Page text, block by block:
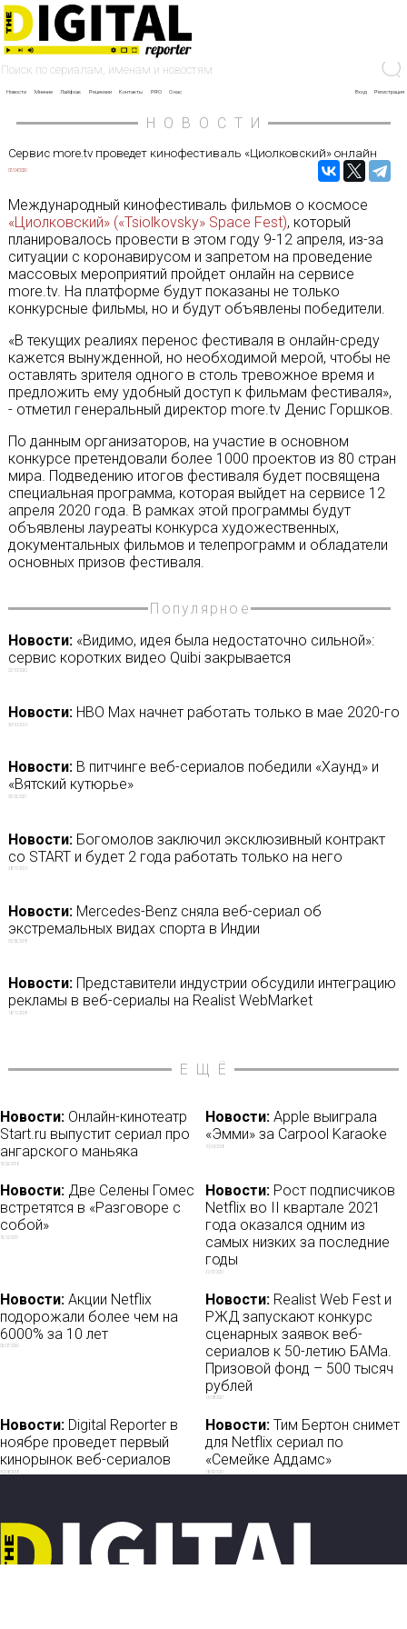
Новости Мнение Лайфхак Рецензии Контакты PRO О нас Вход Регистрация
НОВОСТИ
Сервис more.tv проведет кинофестиваль «Циолковский» онлайн
07/04/2020
Международный кинофестиваль фильмов о космосе
«Циолковский» («Tsiolkovsky» Space Fest), который
планировалось провести в этом году 9-12 апреля, из-за
ситуации с коронавирусом и запретом на проведение
массовых мероприятий пройдет онлайн на сервисе
more.tv. На платформе будут показаны не только
конкурсные фильмы, но и будут объявлены победители.
«В текущих реалиях перенос фестиваля в онлайн-среду
кажется вынужденной, но необходимой мерой, чтобы не
оставлять зрителя одного в столь тревожное время и
предложить ему удобный доступ к фильмам фестиваля»,
- отметил генеральный директор more.tv Денис Горшков.
По данным организаторов, на участие в основном
конкурсе претендовали более 1000 проектов из 80 стран
мира. Подведению итогов фестиваля будет посвящена
специальная программа, которая выйдет на сервисе 12
апреля 2020 года. В рамках этой программы будут
объявлены лауреаты конкурса художественных,
документальных фильмов и телепрограмм и обладатели
основных призов фестиваля.
Популярное
Новости:«Видимо, идея была недостаточно сильной»:
сервис коротких видео Quibi закрывается
22/10/2020
Новости:HBO Max начнет работать только в мае 2020-го
30/10/2019
Новости:В питчинге веб-сериалов победили «Хаунд» и
«Вятский кутюрье»
05/02/2021
Новости:Богомолов заключил эксклюзивный контракт
со START и будет 2 года работать только на него
28/11/2019
Новости:Mercedes-Benz сняла веб-сериал об
экстремальных видах спорта в Индии
01/05/2018
Новости:Представители индустрии обсудили интеграцию
рекламы в веб-сериалы на Realist WebMarket
18/11/2018
ЕЩЁ
Новости: Онлайн-кинотеатр
Start.ru выпустит сериал про
ангарского маньяка
15/02/2018
Новости: Apple выиграла
«Эмми» за Carpool Karaoke
10/09/2018
Новости: Две Селены Гомес
встретятся в «Разговоре с
собой»
15/12/2017
Новости: Рост подписчиков
Netflix во II квартале 2021
года оказался одним из
самых низких за последние
годы
21/07/2021
Новости: Акции Netflix
подорожали более чем на
6000% за 10 лет
05/07/2020
Новости: Realist Web Fest и
РЖД запускают конкурс
сценарных заявок веб-
сериалов к 50-летию БАМа.
Призовой фонд – 500 тысяч
рублей
13/08/2021
Новости: Digital Reporter в
ноябре проведет первый
кинорынок веб-сериалов
30/08/2018
Новости: Тим Бертон снимет
для Netflix сериал по
«Семейке Аддамс»
18/02/2021